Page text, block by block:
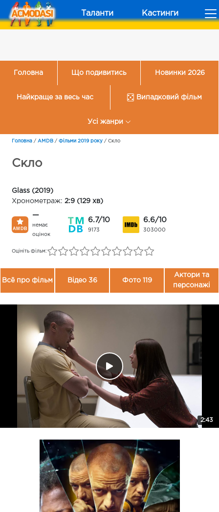
Таланти Кастинги
Головна Що подивитись Новинки 2026
Найкраще за весь час Випадковий фільм
Усі жанри
Головна / AMDB / Фільми 2019 року / Скло
Скло
Glass (2019)
Хронометраж: 2:9 (129 хв)
—
немає
оцінок
6.7/10
9173
6.6/10
303000
Оцініть фільм:
Всё про фільм Відео 36 Фото 119
Актори та
персонажі
2:43